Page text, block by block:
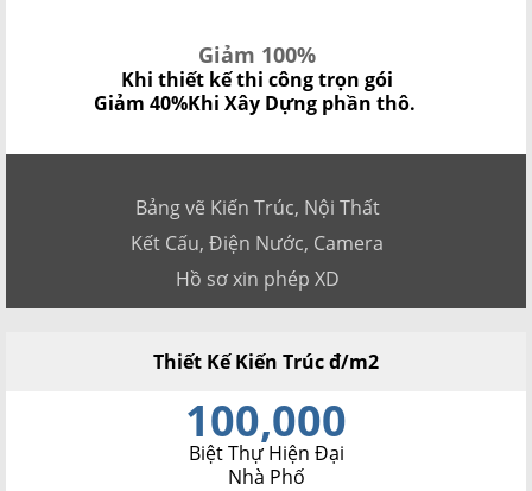
Giảm 100%
Khi thiết kế thi công trọn gói
Giảm 40%Khi Xây Dựng phần thô.
Bảng vẽ Kiến Trúc, Nội Thất
Kết Cấu, Điện Nước, Camera
Hồ sơ xin phép XD
Thiết Kế Kiến Trúc đ/m2
100,000
Biệt Thự Hiện Đại
Nhà Phố